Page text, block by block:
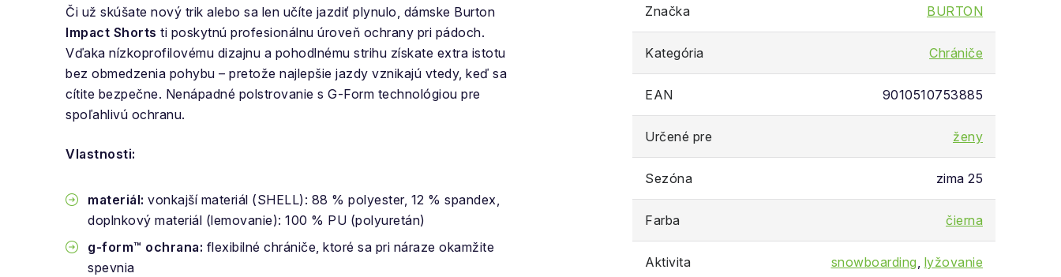
Či už skúšate nový trik alebo sa len učíte jazdiť plynulo, dámske Burton
Impact Shorts ti poskytnú profesionálnu úroveň ochrany pri pádoch.
Vďaka nízkoprofilovému dizajnu a pohodlnému strihu získate extra istotu
bez obmedzenia pohybu – pretože najlepšie jazdy vznikajú vtedy, keď sa
cítite bezpečne. Nenápadné polstrovanie s G-Form technológiou pre
spoľahlivú ochranu.
Vlastnosti:
materiál: vonkajší materiál (SHELL): 88 % polyester, 12 % spandex,
doplnkový materiál (lemovanie): 100 % PU (polyuretán)
g-form™ ochrana: flexibilné chrániče, ktoré sa pri náraze okamžite
spevnia
Značka BURTON
Kategória Chrániče
EAN 9010510753885
Určené pre ženy
Sezóna zima 25
Farba čierna
Aktivita snowboarding, lyžovanie